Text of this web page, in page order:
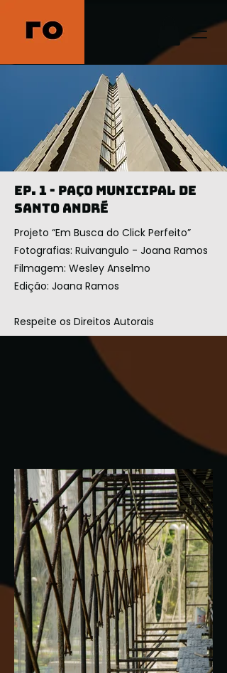
Ep. 1 - Paço Municipal de
Santo André
Projeto “Em Busca do Click Perfeito”
Fotografias: Ruivangulo - Joana Ramos
Filmagem: Wesley Anselmo
Edição: Joana Ramos
Respeite os Direitos Autorais